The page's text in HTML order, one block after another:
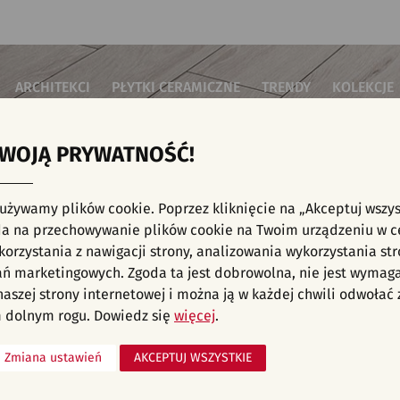
ARCHITEKCI PŁYTKI CERAMICZNE TRENDY KOLEKCJE
do sypialni
kuchenne
łazienkowe
na schody
na taras
komercyjne
Płytki ścienne
Płytki cegiełki
Płytki drewnopodobne
Płytki heksagonalne
Płytki jodełka
Płytki kamienne
Płytki kolorowe
Płytki
Płytki we
KAFELKI - NOWOŚCI, INWESTYCJE,
aranżacji spełniających wybrane filtry. Przejdź do pełnej oferty
PRYWATNOŚĆ!
plików cookie. Poprzez kliknięcie na „Akceptuj
na przechowywanie plików cookie na Twoim urządzeniu w
z nawigacji strony, analizowania wykorzystania
marketingowych. Zgoda ta jest dobrowolna, nie jest
strony internetowej i można ją w każdej chwili odwołać
dolnym rogu. Dowiedz się więcej.
Zmiana ustawień AKCEPTUJ WSZYSTKIE